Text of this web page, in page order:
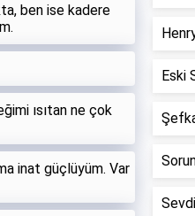
ben ise kadere
ısıtan ne çok
inat güçlüyüm. Var
Eski